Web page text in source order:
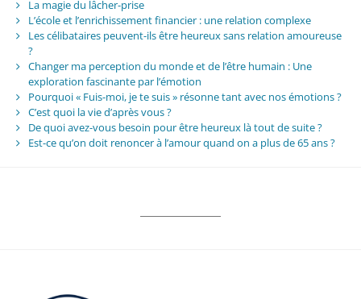
La magie du lâcher-prise
L’école et l’enrichissement financier : une relation complexe
Les célibataires peuvent-ils être heureux sans relation amoureuse
?
Changer ma perception du monde et de l’être humain : Une
exploration fascinante par l’émotion
Pourquoi « Fuis-moi, je te suis » résonne tant avec nos émotions ?
C’est quoi la vie d’après vous ?
De quoi avez-vous besoin pour être heureux là tout de suite ?
Est-ce qu’on doit renoncer à l’amour quand on a plus de 65 ans ?